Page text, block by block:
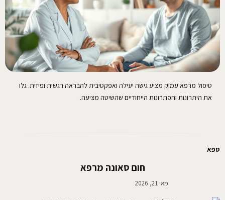
טיפול מרפא עמוק מציע גישה יעילה ואפקטיבית להבראה רגשית ופיזית. גלו
את היתרונות והפתרונות הייחודיים שהשיטה מציעה.
ספא
חום סאונה מרפא
מאי 21, 2026